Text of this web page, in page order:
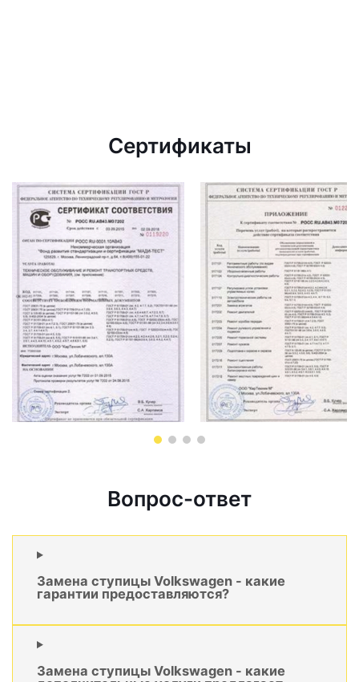
Сертификаты
Вопрос-ответ
Замена ступицы Volkswagen - какие
гарантии предоставляются?
Замена ступицы Volkswagen - какие